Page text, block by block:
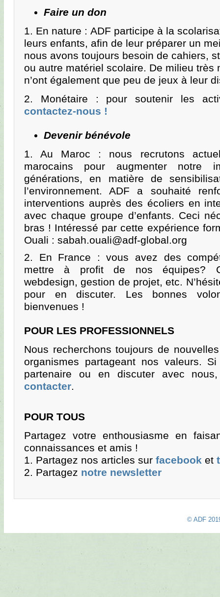
Faire un don
1. En nature : ADF participe à la
leurs enfants, afin de leur préparer un
nous avons toujours besoin de cahiers,
ou autre matériel scolaire. De milieu très
n’ont également que peu de jeux à leur
2. Monétaire : pour soutenir les
contactez-nous !
Devenir bénévole
1. Au Maroc : nous recrutons
marocains pour augmenter notre
générations, en matière de
l’environnement. ADF a souhaité
interventions auprès des écoliers en
avec chaque groupe d’enfants. Ceci
bras ! Intéressé par cette expérience
Ouali : sabah.ouali@adf-global.org
2. En France : vous avez des
mettre à profit de nos équipes?
webdesign, gestion de projet, etc.
pour en discuter. Les bonnes
bienvenues !
POUR LES PROFESSIONNELS
Nous recherchons toujours de
organismes partageant nos valeurs.
partenaire ou en discuter avec
contacter.
POUR TOUS
Partagez votre enthousiasme en
connaissances et amis !
1. Partagez nos articles sur facebook et
2. Partagez notre newsletter
© ADF